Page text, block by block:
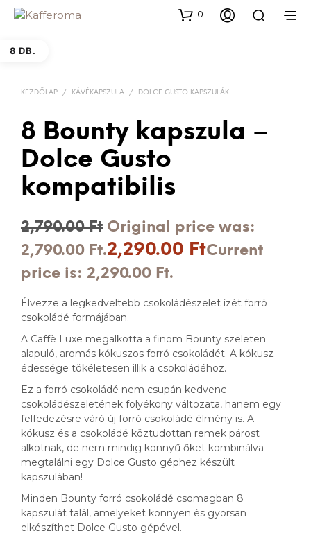
0
8 DB.
KEZDŐLAP / KÁVÉKAPSZULA / DOLCE GUSTO KAPSZULÁK
8 Bounty kapszula –
Dolce Gusto
kompatibilis
2,790.00Ft Original price was:
2,790.00 Ft.2,290.00 FtCurrent
price is: 2,290.00 Ft.
Élvezze a legkedveltebb csokoládészelet ízét forró
csokoládé formájában.
A Caffè Luxe megalkotta a finom Bounty szeleten
alapuló, aromás kókuszos forró csokoládét. A kókusz
édessége tökéletesen illik a csokoládéhoz.
Ez a forró csokoládé nem csupán kedvenc
csokoládészeletének folyékony változata, hanem egy
felfedezésre váró új forró csokoládé élmény is. A
kókusz és a csokoládé köztudottan remek párost
alkotnak, de nem mindig könnyű őket kombinálva
megtalálni egy Dolce Gusto géphez készült
kapszulában!
Minden Bounty forró csokoládé csomagban 8
kapszulát talál, amelyeket könnyen és gyorsan
elkészíthet Dolce Gusto gépével.